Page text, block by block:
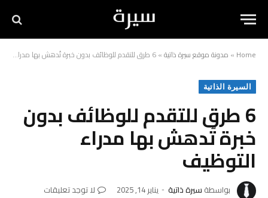
Home
» مدونة موقع سيرة ذاتية»6 طرق للتقدم للوظائف بدون خبرة تُدهش بها مدراء التوظيف
السيرة الذاتية
6 طرق للتقدم للوظائف بدون
خبرة تُدهش بها مدراء
التوظيف
بواسطة سيرة ذاتية يناير 14, 2025
لا توجد تعليقات